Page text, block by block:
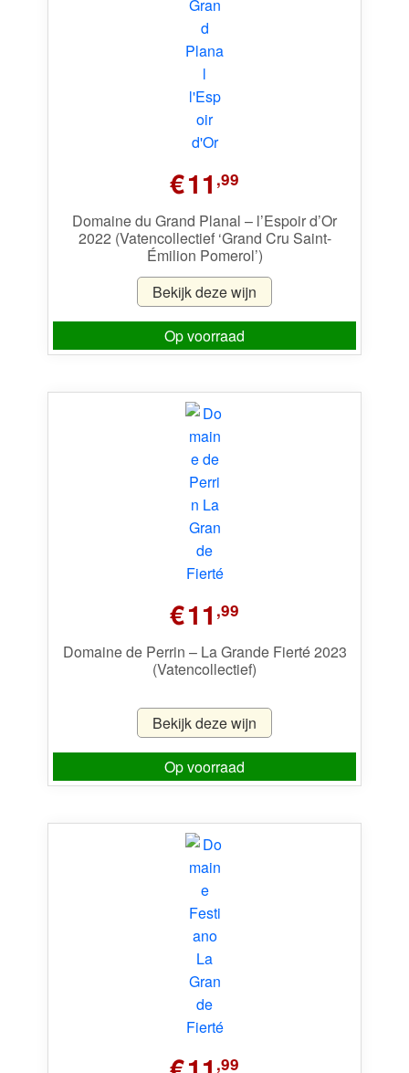
€11 ,99
Domaine du Grand Planal – l’Espoir d’Or
2022 (Vatencollectief ‘Grand Cru Saint-
Émilion Pomerol’)
Bekijk deze wijn
Op voorraad
€11 ,99
Domaine de Perrin – La Grande Fierté 2023
(Vatencollectief)
Bekijk deze wijn
Op voorraad
,99